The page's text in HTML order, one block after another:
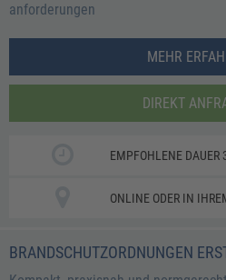
anforderungen
MEHR
DIREKT
EMPFOHLENE DAUER
ONLINE ODER IN
BRANDSCHUTZORDNUNGEN